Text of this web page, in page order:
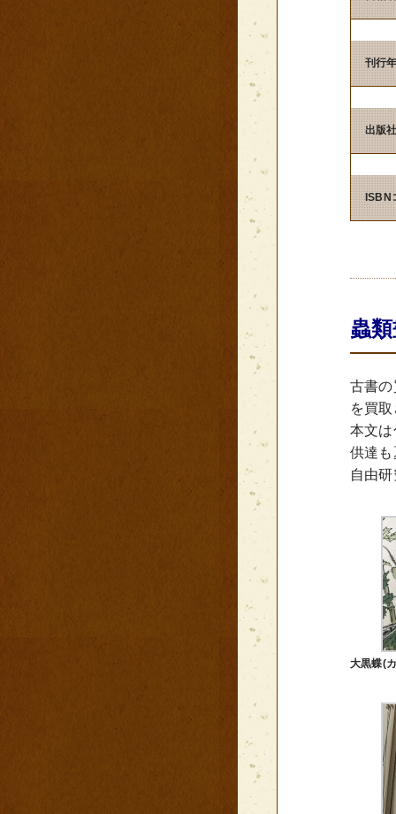
刊行
出版
ISBN
蟲
古書
を買
本文
供達
自由
大黒蝶(